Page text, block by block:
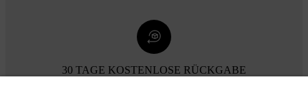
30 TAGE KOSTENLOSE RÜCKGABE